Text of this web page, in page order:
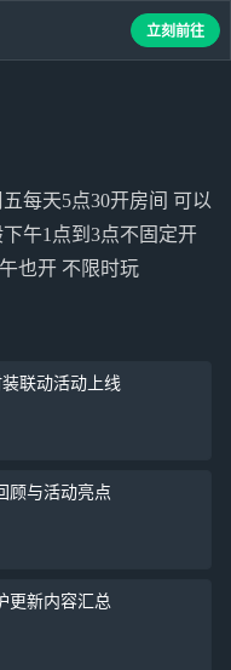
每天5点30开房间 可以
午1点到3点不固定开
也开 不限时玩
联动活动上线
顾与活动亮点
更新内容汇总
立刻前往